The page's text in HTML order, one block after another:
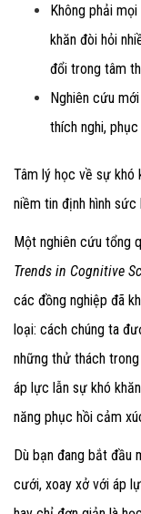
Không phải
khăn đòi hỏi
đổi trong tâm
Nghiên cứu
thích nghi,
Tâm lý học về sự khó
niềm tin định hình
Một nghiên cứu tổng
Trends in Cognitive
các đồng nghiệp đã
loại: cách chúng ta
những thử thách
áp lực lẫn sự khó
năng phục hồi cảm
Dù bạn đang bắt đầu
cưới, xoay xở với áp